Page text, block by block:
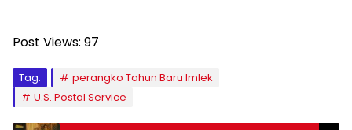
Post Views: 97
Tag:
perangko Tahun Baru Imlek
U.S. Postal Service